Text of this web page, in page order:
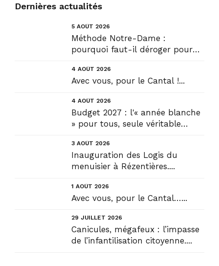
Dernières actualités
5 AOÛT 2026
Méthode Notre-Dame :
pourquoi faut-il déroger pour
4 AOÛT 2026
Avec vous, pour le Cantal !...
4 AOÛT 2026
Budget 2027 : l'« année blanche
» pour tous, seule véritable
3 AOÛT 2026
Inauguration des Logis du
menuisier à Rézentières....
1 AOÛT 2026
Avec vous, pour le Cantal…...
29 JUILLET 2026
Canicules, mégafeux : l’impasse
de l’infantilisation citoyenne....